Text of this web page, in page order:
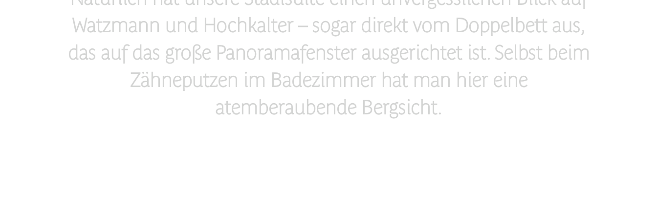
Watzmann und Hochkalter – sogar direkt vom Doppelbett aus,
das auf das große Panoramafenster ausgerichtet ist. Selbst beim
Zähneputzen im Badezimmer hat man hier eine
atemberaubende Bergsicht.